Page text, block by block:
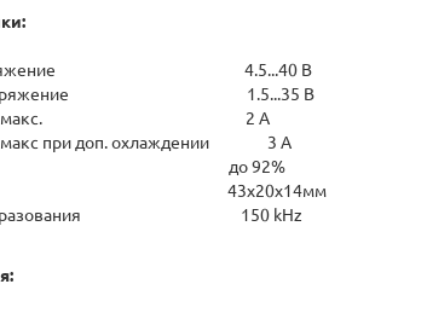
напряжение 4.5...40 В
напряжение 1.5...35 В
ток макс. 2 А
макс при доп. охлаждении 3 А
до 92%
43x20x14мм
150 kHz